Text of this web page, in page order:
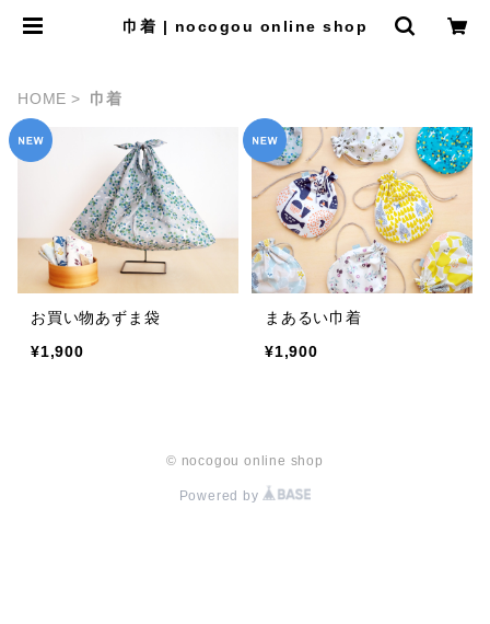
巾着 | nocogou online shop
HOME 巾着
お買い物あずま袋
¥1,900
まあるい巾着
¥1,900
© nocogou online shop
Powered by